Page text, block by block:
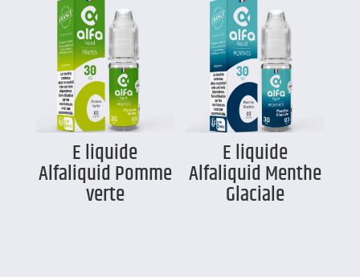
E liquide
Alfaliquid Pomme
verte
E liquide
Alfaliquid Menthe
Glaciale